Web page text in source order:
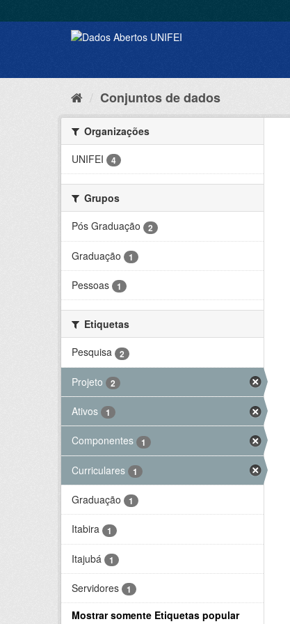
Conjuntos de dados
Organizações
UNIFEI
4
Grupos
Pós Graduação
2
Graduação 1
Pessoas 1
Etiquetas
Pesquisa
2
Projeto 2
Ativos 1
Componentes 1
Curriculares 1
Graduação 1
Itabira 1
Itajubá 1
Servidores 1
Mostrar somente Etiquetas popular